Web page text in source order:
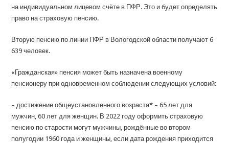
на индивидуальном лицевом счёте в ПФР. Это и будет определять
право на страховую пенсию.
Вторую пенсию по линии ПФР в Вологодской области получают 6
639 человек.
«Гражданская» пенсия может быть назначена военному
пенсионеру при одновременном соблюдении следующих условий:
– достижение общеустановленного возраста* – 65 лет для
мужчин, 60 лет для женщин. В 2022 году оформить страховую
пенсию по старости могут мужчины, рождённые во втором
полугодии 1960 года и женщины, если дата рождения приходится